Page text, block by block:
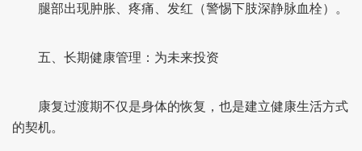
腿部出现肿胀、疼痛、发红（警惕下肢深静脉血栓）。
五、长期健康管理：为未来投资
康复过渡期不仅是身体的恢复，也是建立健康生活方式
的契机。